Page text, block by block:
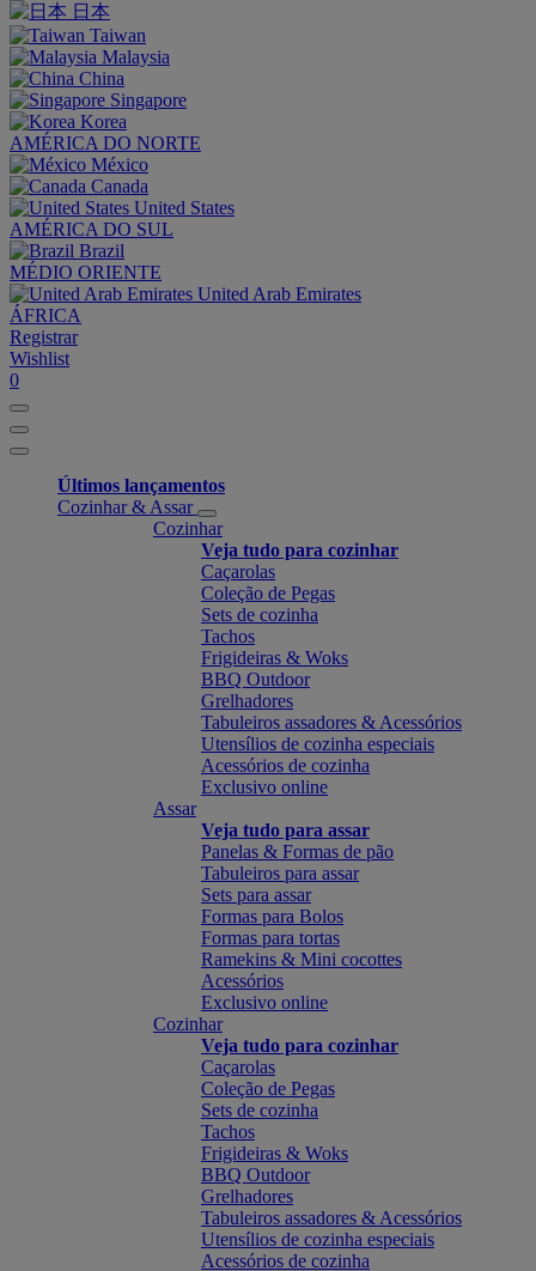
日本
Taiwan
Malaysia
China
Singapore
Korea
AMÉRICA DO NORTE
México
Canada
United States
AMÉRICA DO SUL
Brazil
MÉDIO ORIENTE
United Arab Emirates
ÁFRICA
Registrar
Wishlist
0
Últimos lançamentos
Cozinhar & Assar
Cozinhar
Veja tudo para cozinhar
Caçarolas
Coleção de Pegas
Sets de cozinha
Tachos
Frigideiras & Woks
BBQ Outdoor
Grelhadores
Tabuleiros assadores & Acessórios
Utensílios de cozinha especiais
Acessórios de cozinha
Exclusivo online
Assar
Veja tudo para assar
Panelas & Formas de pão
Tabuleiros para assar
Sets para assar
Formas para Bolos
Formas para tortas
Ramekins & Mini cocottes
Acessórios
Exclusivo online
Cozinhar
Veja tudo para cozinhar
Caçarolas
Coleção de Pegas
Sets de cozinha
Tachos
Frigideiras & Woks
BBQ Outdoor
Grelhadores
Tabuleiros assadores & Acessórios
Utensílios de cozinha especiais
Acessórios de cozinha